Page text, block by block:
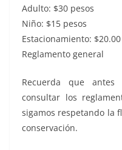
Adulto: $30 pesos
Niño: $15 pesos
Estacionamiento:
Reglamento general
Recuerda que
consultar los
sigamos respetando la
conservación.